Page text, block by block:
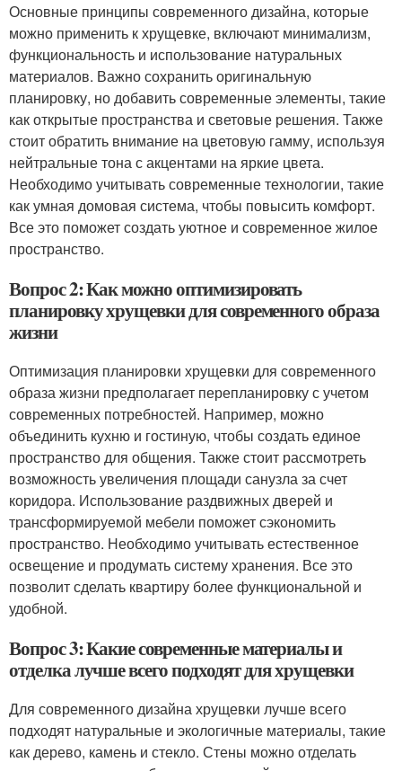
Основные принципы современного дизайна, которые
можно применить к хрущевке, включают минимализм,
функциональность и использование натуральных
материалов. Важно сохранить оригинальную
планировку, но добавить современные элементы, такие
как открытые пространства и световые решения. Также
стоит обратить внимание на цветовую гамму, используя
нейтральные тона с акцентами на яркие цвета.
Необходимо учитывать современные технологии, такие
как умная домовая система, чтобы повысить комфорт.
Все это поможет создать уютное и современное жилое
пространство.
Вопрос 2: Как можно оптимизировать
планировку хрущевки для современного образа
жизни
Оптимизация планировки хрущевки для современного
образа жизни предполагает перепланировку с учетом
современных потребностей. Например, можно
объединить кухню и гостиную, чтобы создать единое
пространство для общения. Также стоит рассмотреть
возможность увеличения площади санузла за счет
коридора. Использование раздвижных дверей и
трансформируемой мебели поможет сэкономить
пространство. Необходимо учитывать естественное
освещение и продумать систему хранения. Все это
позволит сделать квартиру более функциональной и
удобной.
Вопрос 3: Какие современные материалы и
отделка лучше всего подходят для хрущевки
Для современного дизайна хрущевки лучше всего
подходят натуральные и экологичные материалы, такие
как дерево, камень и стекло. Стены можно отделать